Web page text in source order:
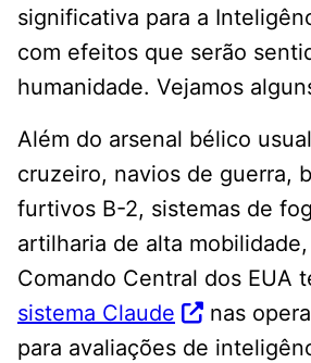
significativa para a
com efeitos que serão
humanidade. Vejamos
Além do arsenal bélico
cruzeiro, navios de guerra,
furtivos B-2, sistemas de
artilharia de alta
Comando Central dos EUA
sistema Claude
nas
para avaliações de